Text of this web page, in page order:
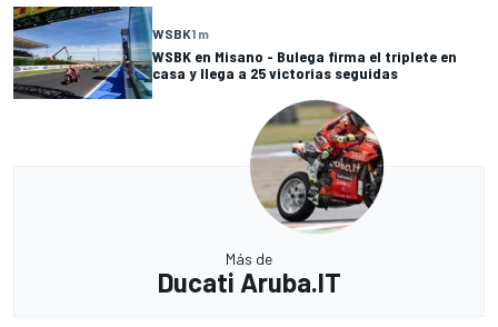
WSBK1 m
WSBK en Misano - Bulega firma el triplete en
casa y llega a 25 victorias seguidas
Más de
Ducati Aruba.IT